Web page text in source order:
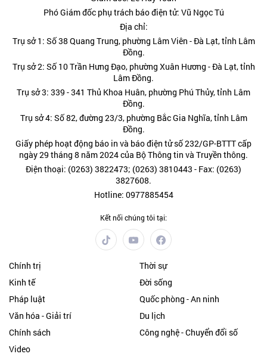
Phó Giám đốc phụ trách báo điện tử: Vũ Ngọc Tú
Địa chỉ:
Trụ sở 1: Số 38 Quang Trung, phường Lâm Viên - Đà Lạt, tỉnh Lâm
Đồng.
Trụ sở 2: Số 10 Trần Hưng Đạo, phường Xuân Hương - Đà Lạt, tỉnh
Lâm Đồng.
Trụ sở 3: 339 - 341 Thủ Khoa Huân, phường Phú Thủy, tỉnh Lâm
Đồng.
Trụ sở 4: Số 82, đường 23/3, phường Bắc Gia Nghĩa, tỉnh Lâm
Đồng.
Giấy phép hoạt động báo in và báo điện tử số 232/GP-BTTT cấp
ngày 29 tháng 8 năm 2024 của Bộ Thông tin và Truyền thông.
Điện thoại: (0263) 3822473; (0263) 3810443 - Fax: (0263)
3827608.
Hotline: 0977885454
Kết nối chúng tôi tại:
Chính trị
Thời sự
Kinh tế
Đời sống
Pháp luật
Quốc phòng - An ninh
Văn hóa - Giải trí
Du lịch
Chính sách
Công nghệ - Chuyển đổi số
Video